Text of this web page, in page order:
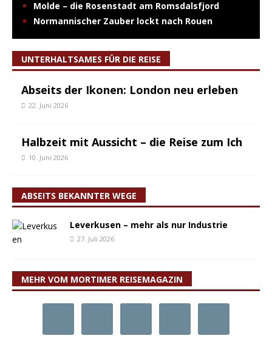
Molde – die Rosenstadt am Romsdalsfjord
Normannischer Zauber lockt nach Rouen
UNTERHALTSAMES FÜR DIE REISE
Abseits der Ikonen: London neu erleben
22. Juni 2026
Halbzeit mit Aussicht – die Reise zum Ich
10. Juni 2026
ABSEITS BEKANNTER WEGE
Leverkusen – mehr als nur Industrie
27. Juli 2026
MEHR VOM MORTIMER REISEMAGAZIN